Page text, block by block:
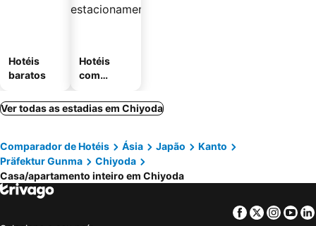
Hotéis
baratos
Hotéis
com
mento
Ver todas as estadias em Chiyoda
Comparador de Hotéis Ásia Japão
Kanto
Präfektur Gunma
Chiyoda
Casa/apartamento inteiro em Chiyoda
Facebook
Twitter